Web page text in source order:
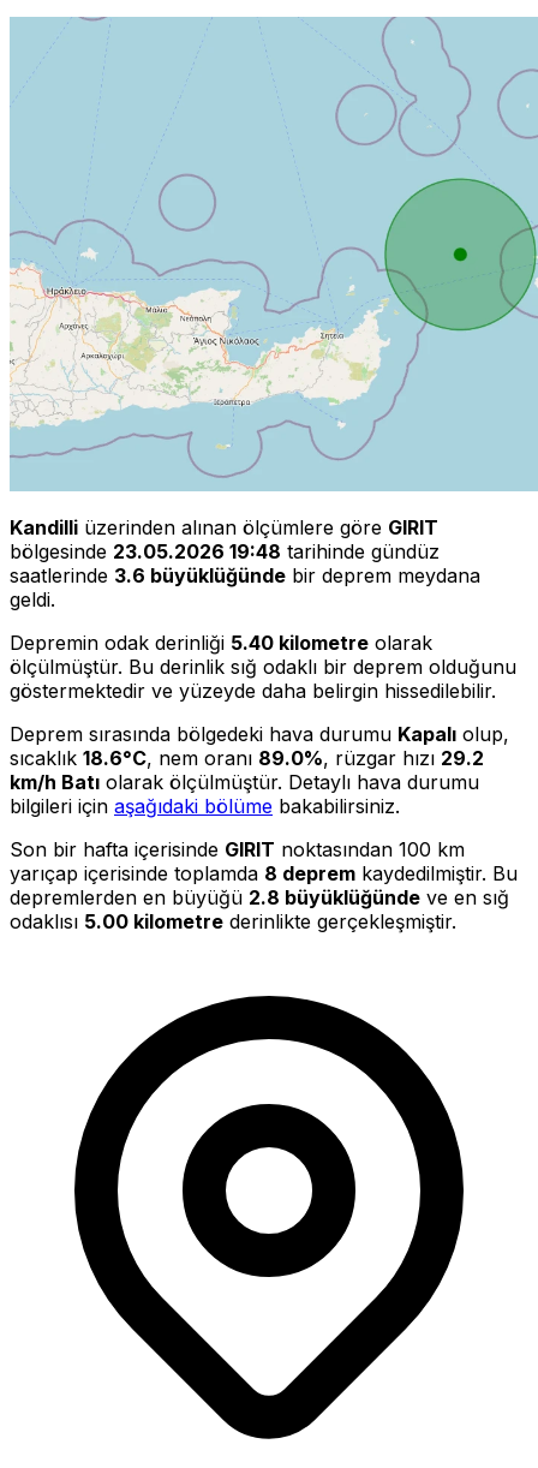
Kandilli üzerinden alınan ölçümlere göre GIRIT
bölgesinde 23.05.2026 19:48 tarihinde gündüz
saatlerinde 3.6 büyüklüğünde bir deprem meydana
geldi.
Depremin odak derinliği 5.40 kilometre olarak
ölçülmüştür. Bu derinlik sığ odaklı bir deprem olduğunu
göstermektedir ve yüzeyde daha belirgin hissedilebilir.
Deprem sırasında bölgedeki hava durumu Kapalı olup,
sıcaklık 18.6°C, nem oranı 89.0%, rüzgar hızı 29.2
km/h Batı olarak ölçülmüştür. Detaylı hava durumu
bilgileri için aşağıdaki bölüme bakabilirsiniz.
Son bir hafta içerisinde GIRIT noktasından 100 km
yarıçap içerisinde toplamda 8 deprem kaydedilmiştir. Bu
depremlerden en büyüğü 2.8 büyüklüğünde ve en sığ
odaklısı 5.00 kilometre derinlikte gerçekleşmiştir.